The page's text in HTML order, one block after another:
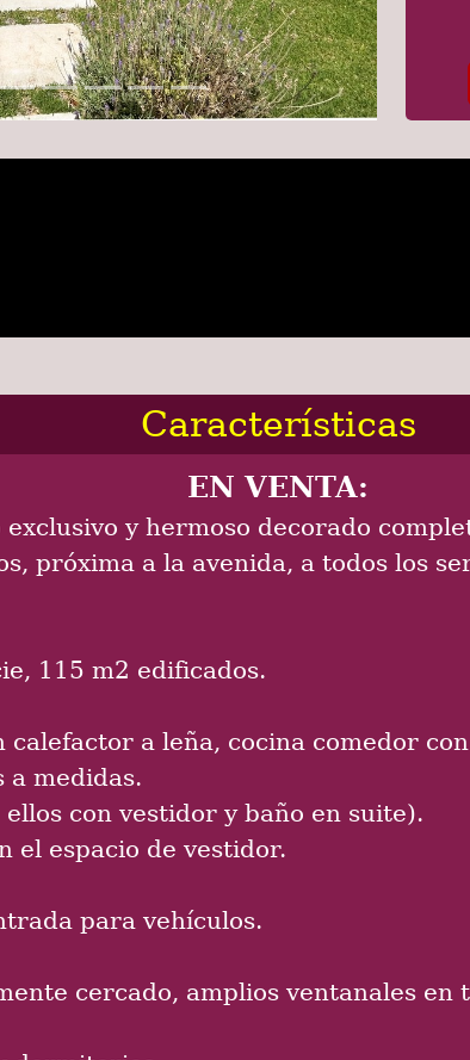
Características
EN VENTA:
próxima a la avenida, a todos los
medidas.
con vestidor y baño en suite).
el espacio de vestidor.
para vehículos.
dormitorios.